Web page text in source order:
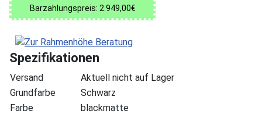
Barzahlungspreis: 2.949,00€
Spezifikationen
Versand
Aktuell nicht auf Lager
Grundfarbe
Schwarz
Farbe
blackmatte